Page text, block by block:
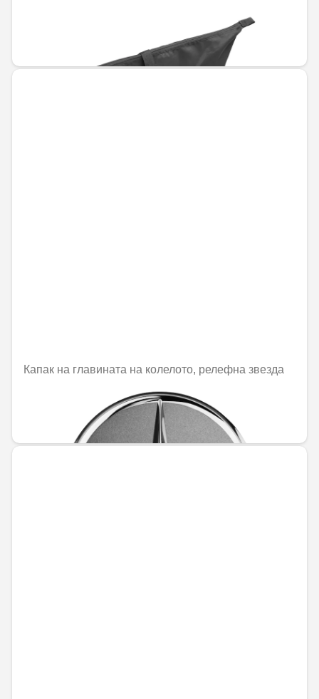
Капак на главината на колелото, релефна звезда
31,51 € / 61,63 лв.